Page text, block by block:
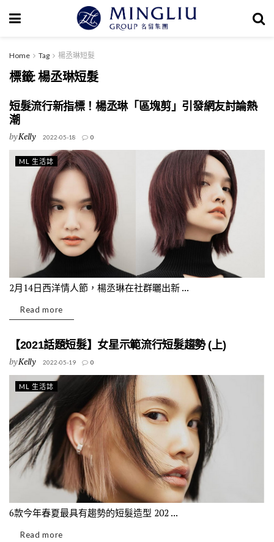
Home Tag 楊丞琳短髮
標籤:楊丞琳短髮
短髮流行新指標！楊丞琳「區塊剪」引發網友討論熱
潮
byKelly 2022-05-18 0
ML 生活誌
2月14日西洋情人節，楊丞琳在社群曬出新 ...
Read more
【2021話題短髮】女星示範流行短髮趨勢 (上)
byKelly 2022-05-19 0
ML 生活誌
6款今年春夏最具有趨勢的短髮造型 202 ...
Read more